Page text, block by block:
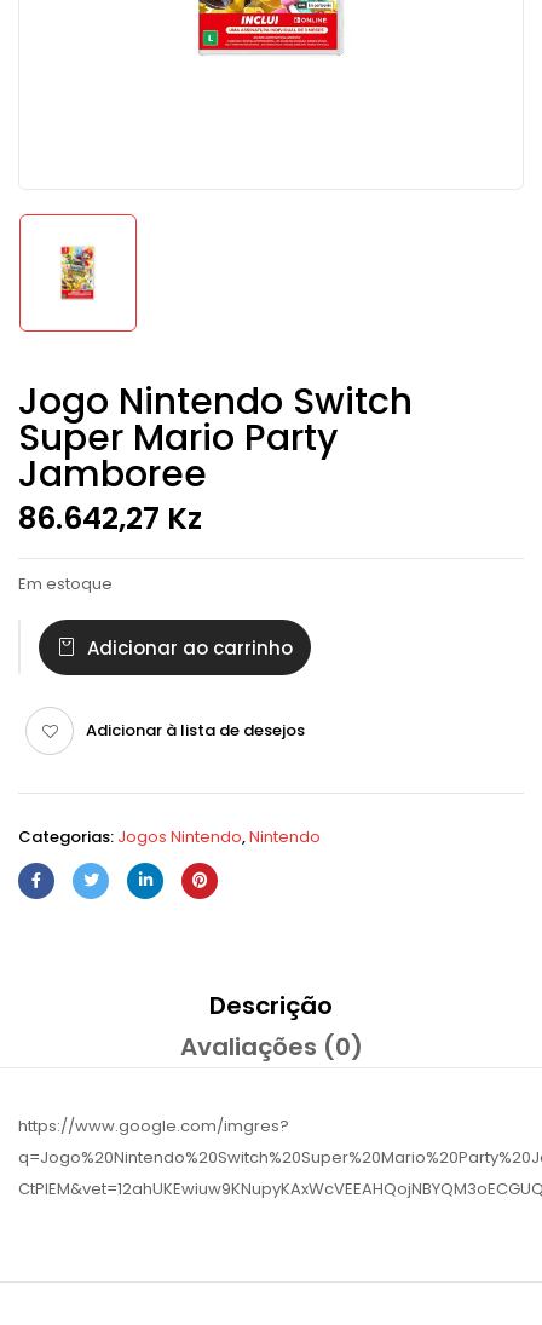
Jogo Nintendo Switch
Super Mario Party
Jamboree
86.642,27 Kz
Em estoque
Adicionar ao carrinho
Adicionar à lista de desejos
Categorias: Jogos Nintendo,Nintendo
Descrição
Avaliações (0)
https://www.google.com/imgres?